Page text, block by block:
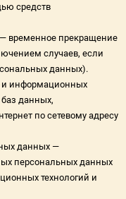
средств
временное прекращение
случаев, если
данных).
и информационных
данных,
по сетевому адресу
данных —
персональных данных
технологий и